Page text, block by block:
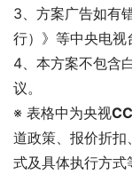
3、方案广告如有
行）》等中央电视
4、本方案不包含
议。
※ 表格中为央视
道政策、报价折
式及具体执行方式